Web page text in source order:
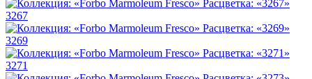
3267
3269
3271